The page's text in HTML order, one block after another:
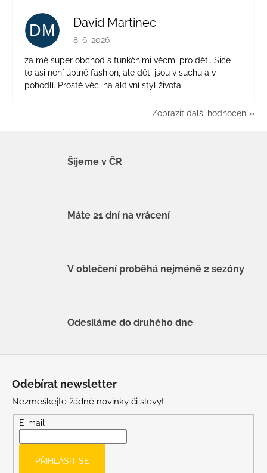
DM David Martinec
Hodnocení obchodu je 5 z 5 hvězdiček.
8. 6. 2026
za mě super obchod s funkčními věcmi pro děti. Sice
to asi není úplně fashion, ale děti jsou v suchu a v
pohodlí. Prostě věci na aktivní styl života.
Zobrazit další hodnocení
Šijeme v ČR
Máte 21 dní na vrácení
V oblečení proběhá nejméně 2 sezóny
Odesíláme do druhého dne
Odebírat newsletter
Nezmeškejte žádné novinky či slevy!
E-mail
PŘIHLÁSIT SE